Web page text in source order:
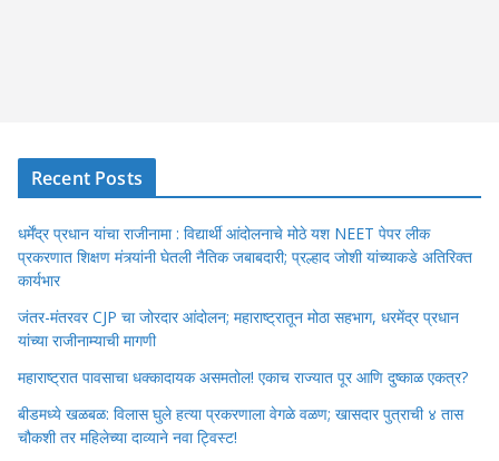
Recent Posts
धर्मेंद्र प्रधान यांचा राजीनामा : विद्यार्थी आंदोलनाचे मोठे यश NEET पेपर लीक
प्रकरणात शिक्षण मंत्र्यांनी घेतली नैतिक जबाबदारी; प्रल्हाद जोशी यांच्याकडे अतिरिक्त
कार्यभार
जंतर-मंतरवर CJP चा जोरदार आंदोलन; महाराष्ट्रातून मोठा सहभाग, धरमेंद्र प्रधान
यांच्या राजीनाम्याची मागणी
महाराष्ट्रात पावसाचा धक्कादायक असमतोल! एकाच राज्यात पूर आणि दुष्काळ एकत्र?
बीडमध्ये खळबळ: विलास घुले हत्या प्रकरणाला वेगळे वळण; खासदार पुत्राची ४ तास
चौकशी तर महिलेच्या दाव्याने नवा ट्विस्ट!